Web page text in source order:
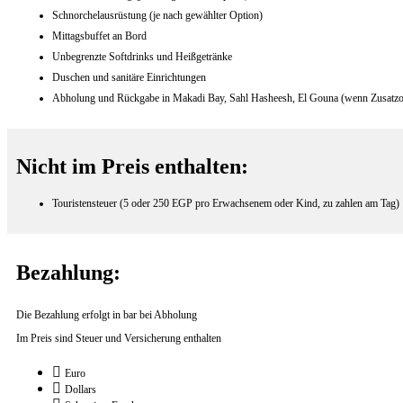
Schnorchelausrüstung (je nach gewählter Option)
Mittagsbuffet an Bord
Unbegrenzte Softdrinks und Heißgetränke
Duschen und sanitäre Einrichtungen
Abholung und Rückgabe in Makadi Bay, Sahl Hasheesh, El Gouna (wenn
Nicht im Preis enthalten:
Touristensteuer (5 oder 250 EGP pro Erwachsenem oder Kind, zu zahlen am Tag)
Bezahlung:
Die Bezahlung erfolgt in bar bei Abholung
Im Preis sind Steuer und Versicherung enthalten
Euro
Dollars